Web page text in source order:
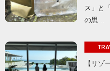
ス」と
の思…
【リゾ